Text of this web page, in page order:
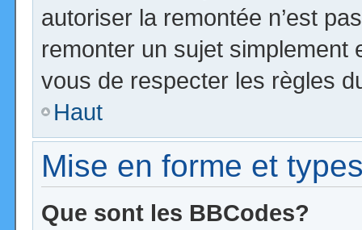
autoriser la remontée n’est
remonter un sujet
vous de respecter les règles
Haut
Mise en forme et
Que sont les BBCodes?